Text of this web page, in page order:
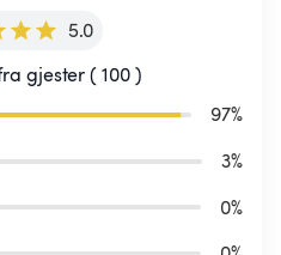
5.0
gjester ( 100 )
97%
3%
0%